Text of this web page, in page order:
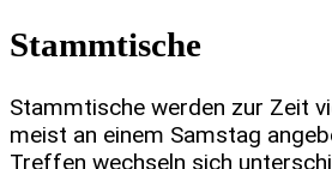
Stammtische
Stammtische werden zur Zeit
meist an einem Samstag
Treffen wechseln sich